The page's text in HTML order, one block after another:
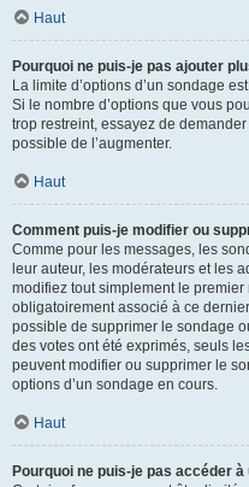
Haut
Pourquoi ne puis-je pas ajouter
La limite d’options d’un sondage
Si le nombre d’options que vous
trop restreint, essayez de
possible de l’augmenter.
Haut
Comment puis-je modifier ou
Comme pour les messages, les
leur auteur, les modérateurs et les
modifiez tout simplement le
obligatoirement associé à ce
possible de supprimer le sondage
des votes ont été exprimés, seuls
peuvent modifier ou supprimer le
options d’un sondage en cours.
Haut
Pourquoi ne puis-je pas accéder à